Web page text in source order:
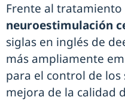
Frente al
neuroestimulación
siglas en inglés de
más ampliamente
para el control de
mejora de la calidad